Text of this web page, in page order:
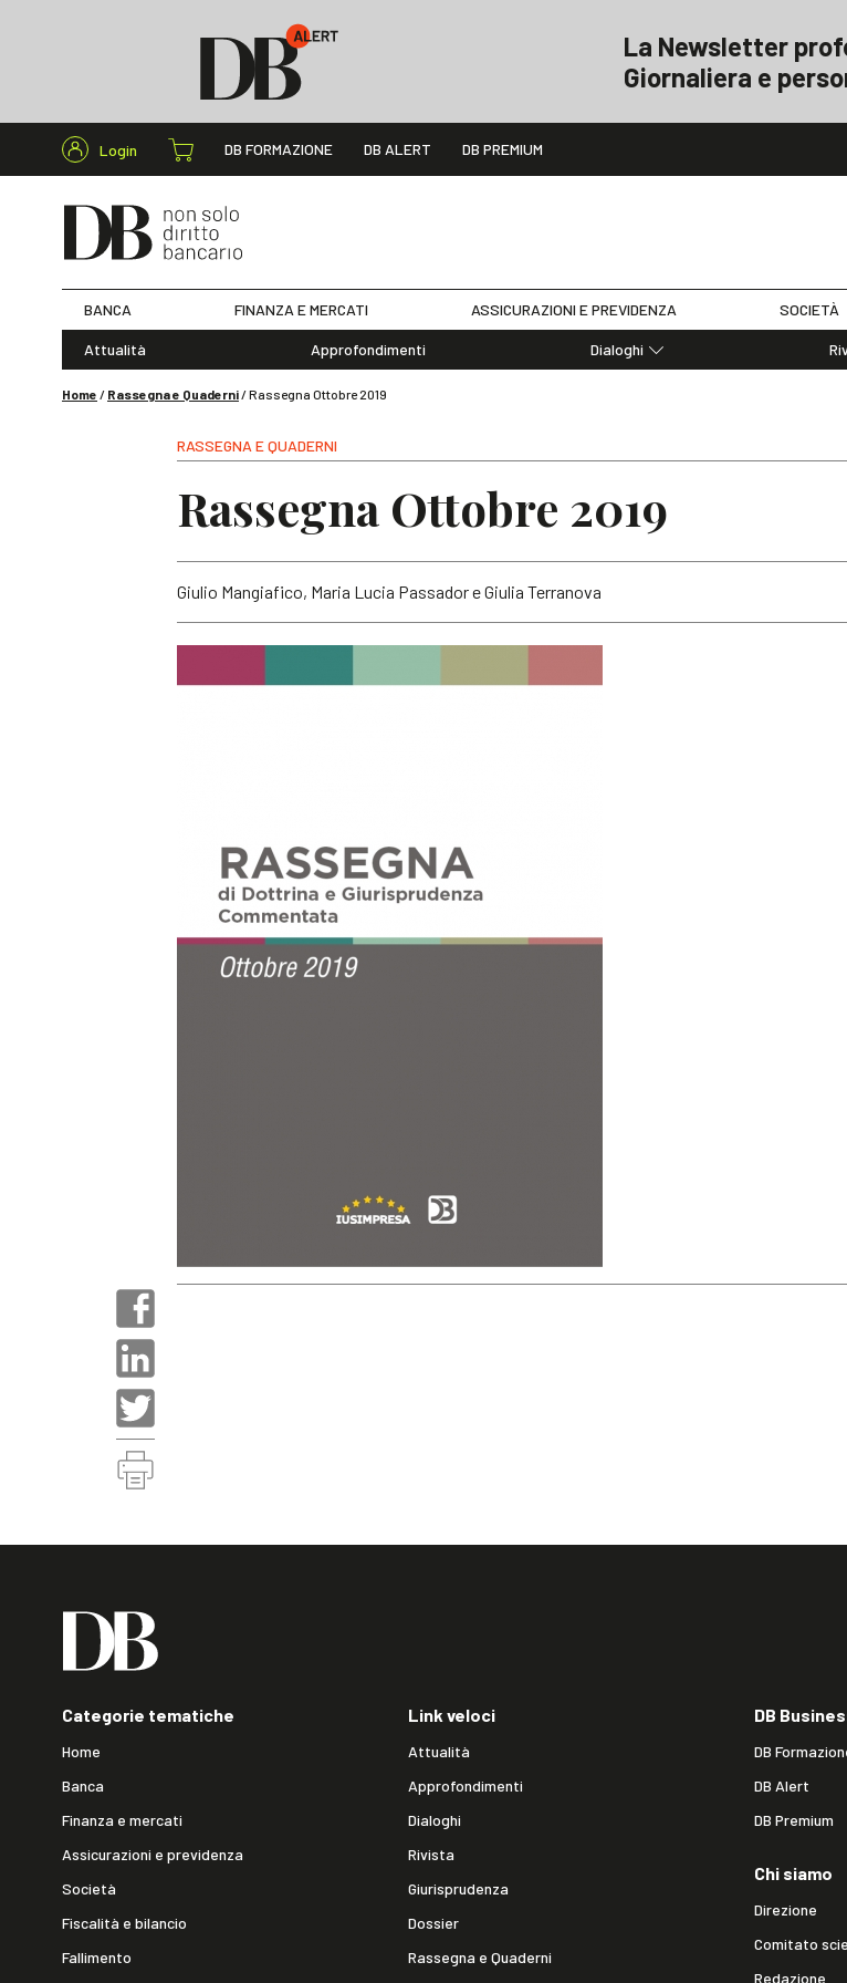
La Newsletter
Giornaliera e
Login DB FORMAZIONE DB ALERT DB PREMIUM
BANCA FINANZA E MERCATI ASSICURAZIONI E PREVIDENZA SOCIETÀ
Attualità Approfondimenti
Dialoghi
Home / Rassegna e Quaderni/Rassegna Ottobre 2019
RASSEGNA E QUADERNI
Rassegna Ottobre 2019
Giulio Mangiafico, Maria Lucia Passador e Giulia Terranova
Categorie tematiche
Home
Banca
Finanza e mercati
Assicurazioni e previdenza
Società
Fiscalità e bilancio
Fallimento
Link veloci
Attualità
Approfondimenti
Dialoghi
Rivista
Giurisprudenza
Dossier
Rassegna e Quaderni
DB
DB
DB Alert
DB Premium
Chi siamo
Direzione
Comitato
Redazione